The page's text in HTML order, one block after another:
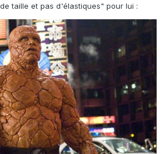
taille et pas d'élastiques" pour lui :